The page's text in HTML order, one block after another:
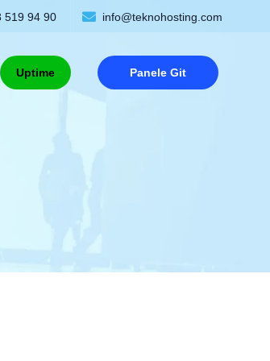
519 94 90 info@teknohosting.com
Uptime Panele Git